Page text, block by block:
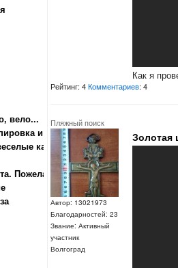
Как я
Рейтинг: 4Комментариев: 4
Пляжный поиск
Автор: 13021973
Благодарностей: 23
Звание: Активный
участник
Волгоград
Золотая
вело...
и снаряжение
картинки
Пожелания, замечания.